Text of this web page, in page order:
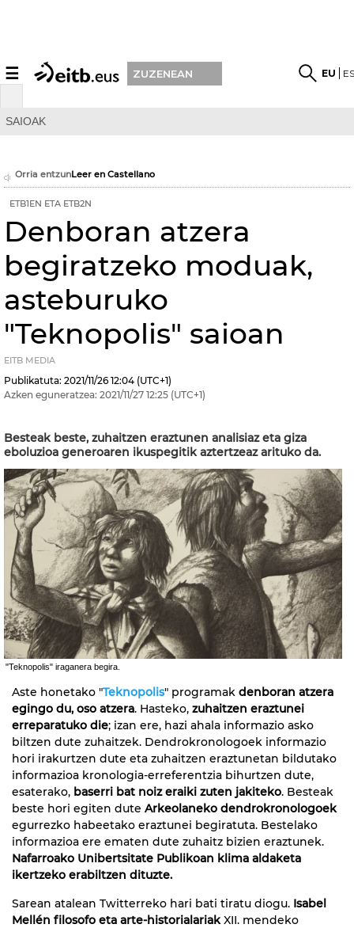
☰ ZUZENEAN EU
SAIOAK
Orria entzunLeer en Castellano
ETB1EN ETA ETB2N
Denboran atzera
begiratzeko moduak,
asteburuko
"Teknopolis" saioan
EITB MEDIA
Publikatuta: 2021/11/26 12:04 (UTC+1)
Azken eguneratzea: 2021/11/27 12:25 (UTC+1)
Besteak beste, zuhaitzen eraztunen analisiaz eta giza
eboluzioa generoaren ikuspegitik aztertzeaz arituko da.
"Teknopolis" iraganera begira.
Aste honetako "Teknopolis" programak denboran atzera
egingo du, oso atzera. Hasteko, zuhaitzen eraztunei
erreparatuko die; izan ere, hazi ahala informazio asko
biltzen dute zuhaitzek. Dendrokronologoek informazio
hori irakurtzen dute eta zuhaitzen eraztunetan bildutako
informazioa kronologia-erreferentzia bihurtzen dute,
esaterako, baserri bat noiz eraiki zuten jakiteko. Besteak
beste hori egiten dute Arkeolaneko dendrokronologoek
egurrezko habeetako eraztunei begiratuta. Bestelako
informazioa ere ematen dute zuhaitz bizien eraztunek.
Nafarroako Unibertsitate Publikoan klima aldaketa
ikertzeko erabiltzen dituzte.
Sarean atalean Twitterreko hari bati tiratu diogu. Isabel
Mellén filosofo eta arte-historialariakXII. mendeko